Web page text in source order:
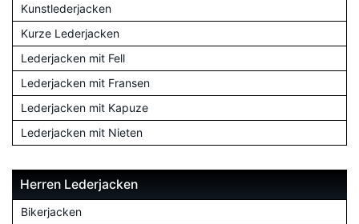
Kunstlederjacken
Kurze Lederjacken
Lederjacken mit Fell
Lederjacken mit Fransen
Lederjacken mit Kapuze
Lederjacken mit Nieten
Herren Lederjacken
Bikerjacken